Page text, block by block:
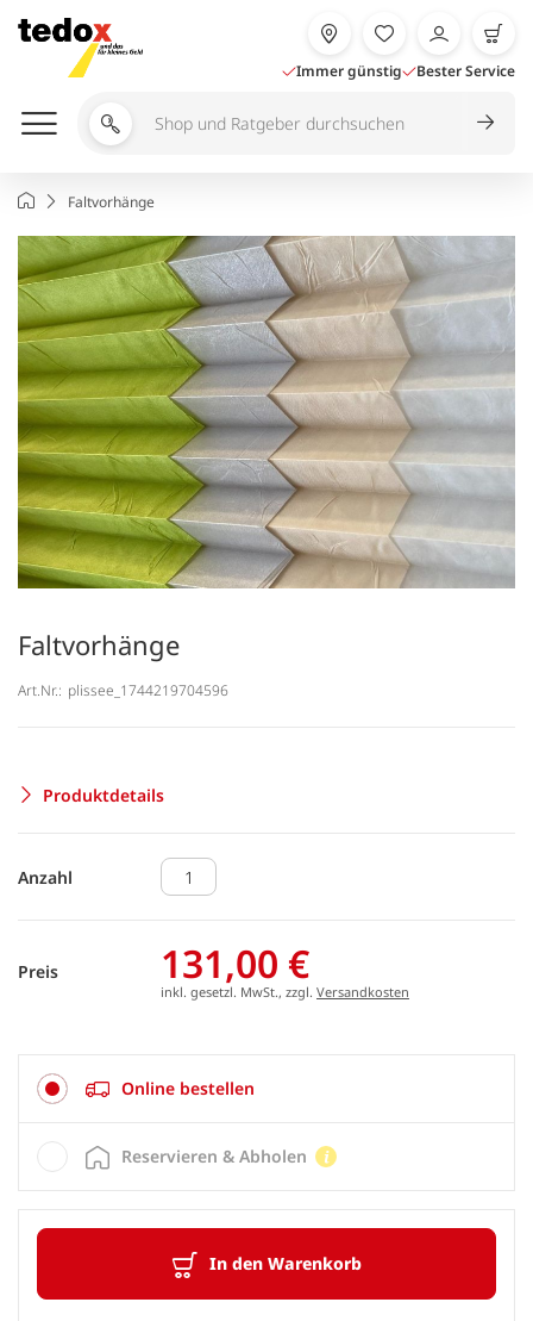
Inhalt
springen
Immer günstig Bester Service
Shop
durchsuchen
StartseiteFaltvorhänge
Faltvorhänge
Art.Nr.: plissee_1744219704596
Produktdetails
Anzahl
Preis 131,00 €
inkl. gesetzl. MwSt., zzgl. Versandkosten
Online bestellen
In den Warenkorb
Reservieren & Abholen